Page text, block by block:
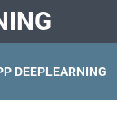
DEEPLEARNING